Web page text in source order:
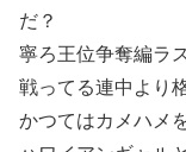
だ？
寧ろ王位争奪編ラ
戦ってる連中より
かつてはカメハメ